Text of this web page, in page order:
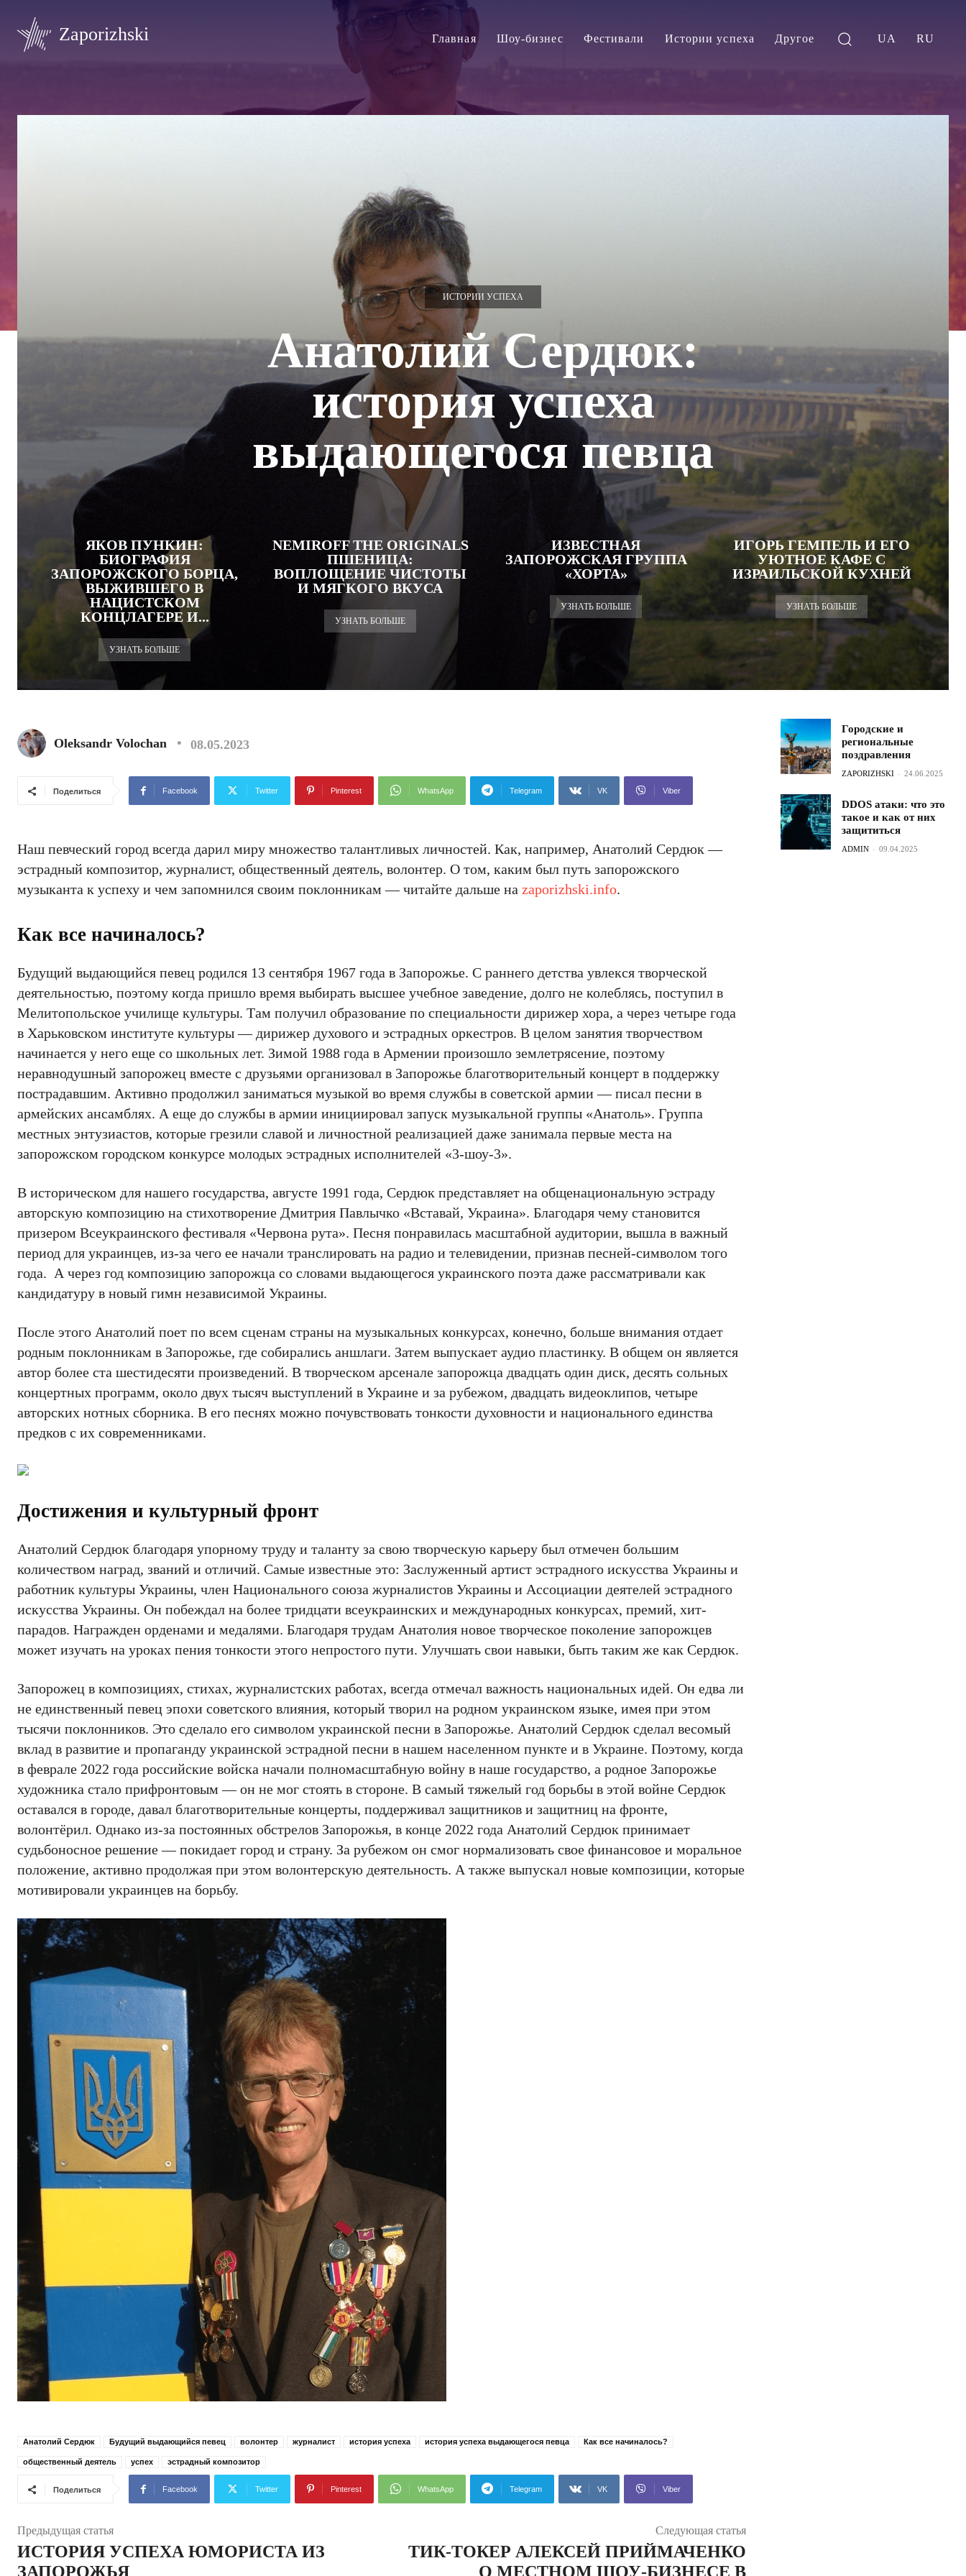
Zaporizhski Главная Шоу-бизнес Фестивали Истории успеха Другое UA RU
ИСТОРИИ УСПЕХА
Анатолий Сердюк:
история успеха
выдающегося певца
ЯКОВ ПУНКИН:
БИОГРАФИЯ
ЗАПОРОЖСКОГО БОРЦА,
ВЫЖИВШЕГО В
НАЦИСТСКОМ
КОНЦЛАГЕРЕ И...
УЗНАТЬ БОЛЬШЕ
NEMIROFF THE ORIGINALS
ПШЕНИЦА:
ВОПЛОЩЕНИЕ ЧИСТОТЫ
И МЯГКОГО ВКУСА
УЗНАТЬ БОЛЬШЕ
ИЗВЕСТНАЯ
ЗАПОРОЖСКАЯ ГРУППА
«ХОРТА»
УЗНАТЬ БОЛЬШЕ
ИГОРЬ ГЕМПЕЛЬ И ЕГО
УЮТНОЕ КАФЕ С
ИЗРАИЛЬСКОЙ КУХНЕЙ
УЗНАТЬ БОЛЬШЕ
Oleksandr Volochan 08.05.2023
Поделиться Facebook Twitter Pinterest WhatsApp Telegram VK Viber
Наш певческий город всегда дарил миру множество талантливых личностей. Как, например, Анатолий Сердюк —
эстрадный композитор, журналист, общественный деятель, волонтер. О том, каким был путь запорожского
музыканта к успеху и чем запомнился своим поклонникам — читайте дальше на zaporizhski.info.
Как все начиналось?
Будущий выдающийся певец родился 13 сентября 1967 года в Запорожье. С раннего детства увлекся творческой
деятельностью, поэтому когда пришло время выбирать высшее учебное заведение, долго не колеблясь, поступил в
Мелитопольское училище культуры. Там получил образование по специальности дирижер хора, а через четыре года
в Харьковском институте культуры — дирижер духового и эстрадных оркестров. В целом занятия творчеством
начинается у него еще со школьных лет. Зимой 1988 года в Армении произошло землетрясение, поэтому
неравнодушный запорожец вместе с друзьями организовал в Запорожье благотворительный концерт в поддержку
пострадавшим. Активно продолжил заниматься музыкой во время службы в советской армии — писал песни в
армейских ансамблях. А еще до службы в армии инициировал запуск музыкальной группы «Анатоль». Группа
местных энтузиастов, которые грезили славой и личностной реализацией даже занимала первые места на
запорожском городском конкурсе молодых эстрадных исполнителей «3-шоу-3».
В историческом для нашего государства, августе 1991 года, Сердюк представляет на общенациональную эстраду
авторскую композицию на стихотворение Дмитрия Павлычко «Вставай, Украина». Благодаря чему становится
призером Всеукраинского фестиваля «Червона рута». Песня понравилась масштабной аудитории, вышла в важный
период для украинцев, из-за чего ее начали транслировать на радио и телевидении, признав песней-символом того
года. А через год композицию запорожца со словами выдающегося украинского поэта даже рассматривали как
кандидатуру в новый гимн независимой Украины.
После этого Анатолий поет по всем сценам страны на музыкальных конкурсах, конечно, больше внимания отдает
родным поклонникам в Запорожье, где собирались аншлаги. Затем выпускает аудио пластинку. В общем он является
автор более ста шестидесяти произведений. В творческом арсенале запорожца двадцать один диск, десять сольных
концертных программ, около двух тысяч выступлений в Украине и за рубежом, двадцать видеоклипов, четыре
авторских нотных сборника. В его песнях можно почувствовать тонкости духовности и национального единства
предков с их современниками.
Достижения и культурный фронт
Анатолий Сердюк благодаря упорному труду и таланту за свою творческую карьеру был отмечен большим
количеством наград, званий и отличий. Самые известные это: Заслуженный артист эстрадного искусства Украины и
работник культуры Украины, член Национального союза журналистов Украины и Ассоциации деятелей эстрадного
искусства Украины. Он побеждал на более тридцати всеукраинских и международных конкурсах, премий, хит-
парадов. Награжден орденами и медалями. Благодаря трудам Анатолия новое творческое поколение запорожцев
может изучать на уроках пения тонкости этого непростого пути. Улучшать свои навыки, быть таким же как Сердюк.
Запорожец в композициях, стихах, журналистских работах, всегда отмечал важность национальных идей. Он едва ли
не единственный певец эпохи советского влияния, который творил на родном украинском языке, имея при этом
тысячи поклонников. Это сделало его символом украинской песни в Запорожье. Анатолий Сердюк сделал весомый
вклад в развитие и пропаганду украинской эстрадной песни в нашем населенном пункте и в Украине. Поэтому, когда
в феврале 2022 года российские войска начали полномасштабную войну в наше государство, а родное Запорожье
художника стало прифронтовым — он не мог стоять в стороне. В самый тяжелый год борьбы в этой войне Сердюк
оставался в городе, давал благотворительные концерты, поддерживал защитников и защитниц на фронте,
волонтёрил. Однако из-за постоянных обстрелов Запорожья, в конце 2022 года Анатолий Сердюк принимает
судьбоносное решение — покидает город и страну. За рубежом он смог нормализовать свое финансовое и моральное
положение, активно продолжая при этом волонтерскую деятельность. А также выпускал новые композиции, которые
мотивировали украинцев на борьбу.
Анатолий Сердюк Будущий выдающийся певец волонтер журналист история успеха история успеха выдающегося певца Как все начиналось?
общественный деятель успех эстрадный композитор
Поделиться Facebook Twitter Pinterest WhatsApp Telegram VK Viber
Предыдущая статья
ИСТОРИЯ УСПЕХА ЮМОРИСТА ИЗ
ЗАПОРОЖЬЯ
Следующая статья
ТИК-ТОКЕР АЛЕКСЕЙ ПРИЙМАЧЕНКО
О МЕСТНОМ ШОУ-БИЗНЕСЕ В
Городские и
региональные
поздравления
ZAPORIZHSKI - 24.06.2025
DDOS атаки: что это
такое и как от них
защититься
ADMIN - 09.04.2025